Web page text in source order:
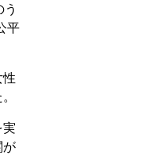
平
性
実
が